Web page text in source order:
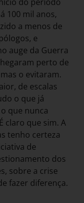
100 mil anos,
a menos de
e
auge da Guerra
perto de
o evitaram.
de escalas
o que já
que nunca
claro que sim. A
tenho certeza
de
dos
sobre a crise
fazer diferença.